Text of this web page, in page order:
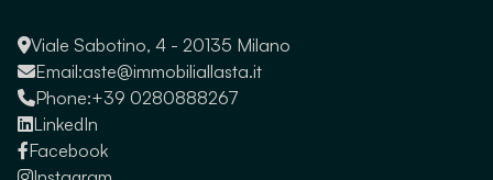
Viale Sabotino, 4 - 20135 Milano
Email:aste@immobiliallasta.it
Phone:+39 0280888267
LinkedIn
Facebook